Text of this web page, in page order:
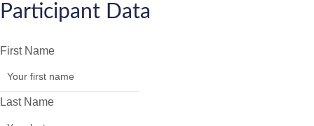
Participant Data
First Name
Last Name